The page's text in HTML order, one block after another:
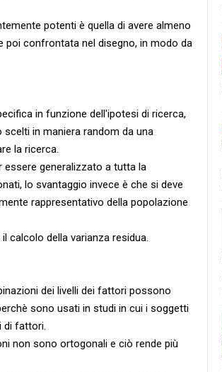
potenti è quella di avere almeno
poi confrontata nel disegno, in modo da
in funzione dell'ipotesi di ricerca,
in maniera random da una
la ricerca.
essere generalizzato a tutta la
lo svantaggio invece è che si deve
rappresentativo della popolazione
calcolo della varianza residua.
dei livelli dei fattori possono
sono usati in studi in cui i soggetti
di fattori.
non sono ortogonali e ciò rende più